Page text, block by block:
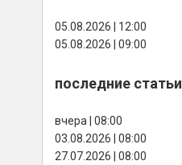
05.08.2026 | 12:00
05.08.2026 | 09:00
последние статьи
вчера | 08:00
03.08.2026 | 08:00
27.07.2026 | 08:00